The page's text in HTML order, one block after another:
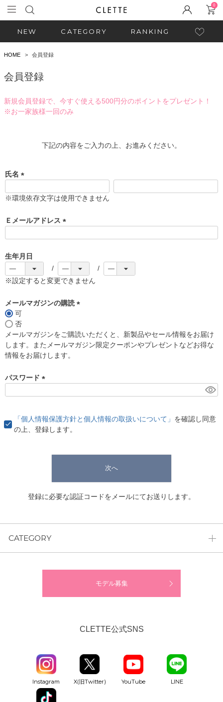
0
NEW CATEGORY RANKING
HOME 会員登録
会員登録
新規会員登録で、今すぐ使える500円分のポイントをプレゼント！
※お一家族様一回のみ
下記の内容をご入力の上、お進みください。
氏名
必
)
※環境依存文字は使用できません
Ｅメールアドレス
)
生年月日
※設定すると変更できません
メールマガジンの購読
須
)
可
否
メールマガジンをご購読いただくと、新製品やセール情報をお届け
します。またメールマガジン限定クーポンやプレゼントなどお得な
情報をお届けします。
パスワード
)
「個人情報保護方針と個人情報の取扱いについて」 を確認し同意
の上、登録します。
次へ
登録に必要な認証コードをメールにてお送りします。
CATEGORY
モデル募集
CLETTE公式SNS
Instagram X(旧Twitter) YouTube LINE